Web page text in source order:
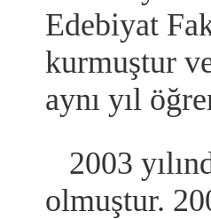
Edebiyat
kurmuştur
aynı yıl
2003
olmuştur.